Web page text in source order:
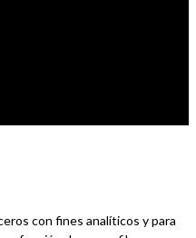
profesionales de una
con fines analíticos y para